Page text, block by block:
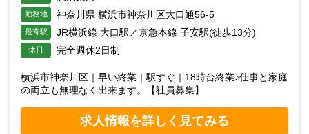
勤務地 神奈川県 横浜市神奈川区大口通56-5
最寄駅 JR横浜線 大口駅／京急本線 子安駅(徒歩13分)
休日 完全週休2日制
横浜市神奈川区｜早い終業｜駅すぐ｜18時台終業♪仕事と家庭
の両立も無理なく出来ます。【社員募集】
求人情報を詳しく見てみる